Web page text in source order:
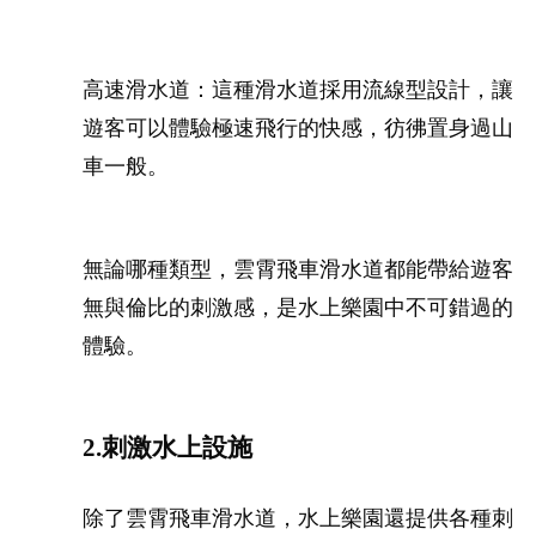
高速滑水道：這種滑水道採用流線型設計，讓
遊客可以體驗極速飛行的快感，彷彿置身過山
車一般。
無論哪種類型，雲霄飛車滑水道都能帶給遊客
無與倫比的刺激感，是水上樂園中不可錯過的
體驗。
2.刺激水上設施
除了雲霄飛車滑水道，水上樂園還提供各種刺